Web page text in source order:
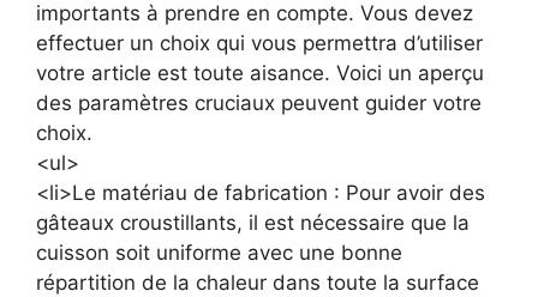
importants à prendre en compte. Vous devez
effectuer un choix qui vous permettra d’utiliser
votre article est toute aisance. Voici un aperçu
des paramètres cruciaux peuvent guider votre
choix.
<ul>
<li>Le matériau de fabrication : Pour avoir des
gâteaux croustillants, il est nécessaire que la
cuisson soit uniforme avec une bonne
répartition de la chaleur dans toute la surface